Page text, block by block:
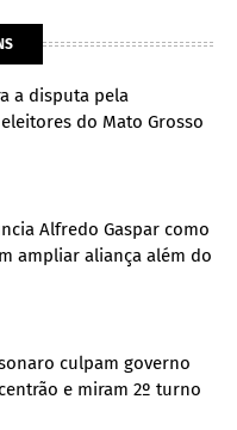
a disputa pela
do Mato Grosso
Alfredo Gaspar como
ampliar aliança além do
culpam governo
e miram 2º turno